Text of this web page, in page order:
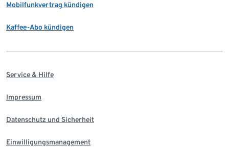
Mobilfunkvertrag kündigen
Kaffee-Abo kündigen
Service & Hilfe
Impressum
Datenschutz und Sicherheit
Einwilligungsmanagement